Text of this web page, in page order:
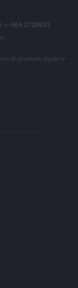
— REA 2729933
di strumenti digitali e